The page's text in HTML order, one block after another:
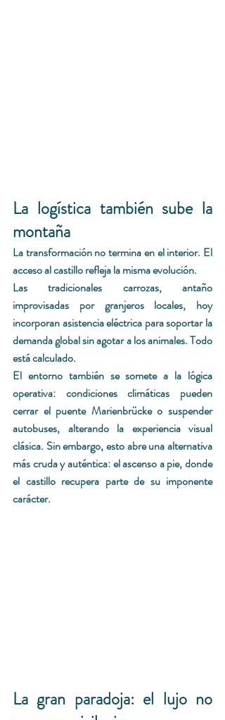
La logística también sube la
montaña
La transformación no termina en el interior. El
acceso al castillo refleja la misma evolución.
Las tradicionales carrozas, antaño
improvisadas por granjeros locales, hoy
incorporan asistencia eléctrica para soportar la
demanda global sin agotar a los animales. Todo
está calculado.
El entorno también se somete a la lógica
operativa: condiciones climáticas pueden
cerrar el puente Marienbrücke o suspender
autobuses, alterando la experiencia visual
clásica. Sin embargo, esto abre una alternativa
más cruda y auténtica: el ascenso a pie, donde
el castillo recupera parte de su imponente
carácter.
La gran paradoja: el lujo no